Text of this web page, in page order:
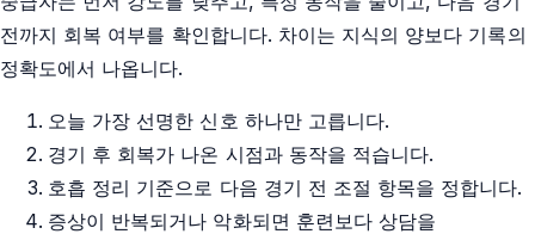
전까지 회복 여부를 확인합니다. 차이는 지식의 양보다 기록의
정확도에서 나옵니다.
오늘 가장 선명한 신호 하나만 고릅니다.
경기 후 회복가 나온 시점과 동작을 적습니다.
호흡 정리 기준으로 다음 경기 전 조절 항목을 정합니다.
증상이 반복되거나 악화되면 훈련보다 상담을